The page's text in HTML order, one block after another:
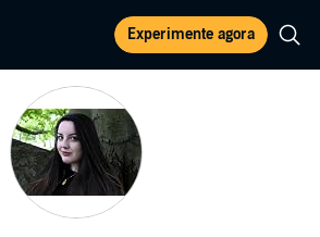
Experimente agora